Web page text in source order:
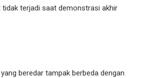
terjadi saat demonstrasi akhir
beredar tampak berbeda dengan